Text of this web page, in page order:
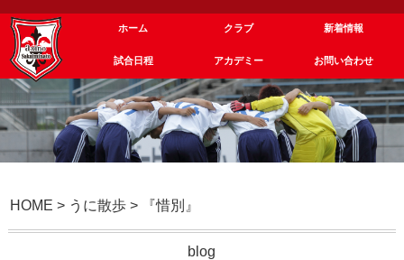
ホーム クラブ 新着情報
試合日程 アカデミー お問い合わせ
HOME > うに散歩 > 『惜別』
blog